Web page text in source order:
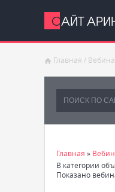
САЙТ
Главная /
Главная »
В категории
Показано